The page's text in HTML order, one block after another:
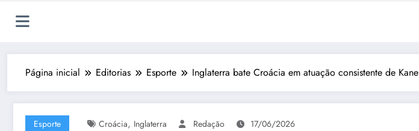
Página inicial Editorias Esporte Inglaterra bate Croácia em atuação consistente de Kane
Esporte Croácia, Inglaterra Redação 17/06/2026